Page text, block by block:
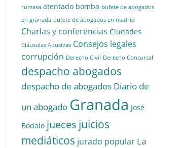
rumasa atentado bomba bufete de abogados
en granada bufete de abogados en madrid
Charlas y conferencias Ciudades
Cláusulas Abusivas Consejos legales
corrupción Derecho Civil Derecho Concursal
despacho abogados
despacho de abogados Diario de
un abogado Granada José
Bódalo jueces juicios
mediáticos jurado popular La